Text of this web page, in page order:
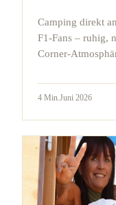
Camping direkt
F1-Fans – ruhig,
Corner-
4 Min. Juni 2026